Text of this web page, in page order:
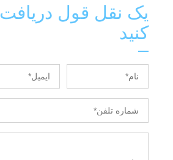
یک نقل قول دریافت
کنید